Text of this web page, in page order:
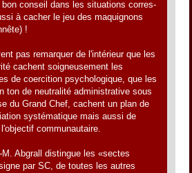
conseil dans les situations corres-
à cacher le jeu des maquignons
!
pas remarquer de l'intérieur que les
cachent soigneusement les
de coercition psychologique, que les
ton de neutralité administrative sous
du Grand Chef, cachent un plan de
systématique mais aussi de
communautaire.
Abgrall distingue les «sectes
par SC, de toutes les autres